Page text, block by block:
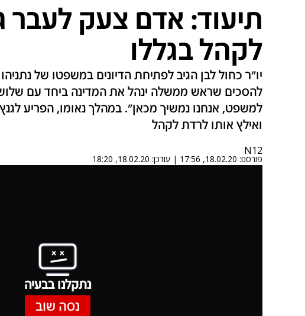
תיעוד: אדם צעק לעבר
לקהל בגללו
יו"ר כחול לבן הגיב לפתיחת הדיונים במשפטו של
להסכים שראש ממשלה ינהל את המדינה ביחד עם
למשפט, אנחנו נמשיך מכאן". במהלך נאומו, הפריע
ואילץ אותו לרדת לקהל
N12
פורסם: 18.02.20, 17:56
| עודכן: 18.02.20, 18:20
נתקלנו בבעיה
נסה שוב